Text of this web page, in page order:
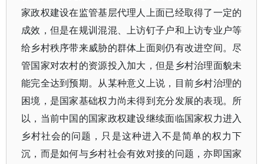
家政权建设在监管基层代理人上面已经取得了一定的
成效，但是在规训混混、上访钉子户和上访专业户等
给乡村秩序带来威胁的群体上面则仍有改进空间。尽
管国家对农村的资源投入加大，但是乡村治理面貌未
能完全达到预期。从某种意义上说，目前乡村治理的
困境，是国家基础权力尚未得到充分发展的表现。所
以，当前中国的国家政权建设继续面临国家权力进入
乡村社会的问题，只是这种进入不是简单的权力下
沉，而是如何与乡村社会有效对接的问题，亦即国家